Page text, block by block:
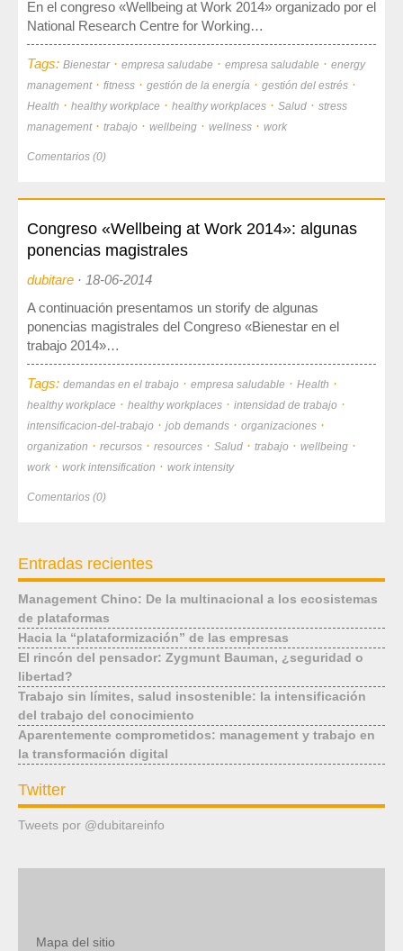
En el congreso «Wellbeing at Work 2014» organizado por el
National Research Centre for Working…
Tags: Bienestar· empresa saludabe · empresa saludable · energy
management· fitness · gestión de la energía · gestión del estrés ·
Health · healthy workplace · healthy workplaces · Salud · stress
management· trabajo · wellbeing · wellness · work
Comentarios (0)
Congreso «Wellbeing at Work 2014»: algunas
ponencias magistrales
dubitare · 18-06-2014
A continuación presentamos un storify de algunas
ponencias magistrales del Congreso «Bienestar en el
trabajo 2014»…
Tags: demandas en el trabajo · empresa saludable · Health ·
healthy workplace · healthy workplaces · intensidad de trabajo ·
intensificacion-del-trabajo · job demands · organizaciones ·
organization · recursos · resources · Salud · trabajo · wellbeing ·
work · work intensification · work intensity
Comentarios (0)
Entradas recientes
Management Chino: De la multinacional a los ecosistemas
de plataformas
Hacia la “plataformización” de las empresas
El rincón del pensador: Zygmunt Bauman, ¿seguridad o
libertad?
Trabajo sin límites, salud insostenible: la intensificación
del trabajo del conocimiento
Aparentemente comprometidos: management y trabajo en
la transformación digital
Twitter
Tweets por @dubitareinfo
Mapa del sitio